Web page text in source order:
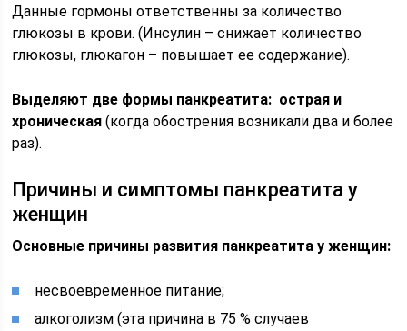
Данные гормоны ответственны за количество
глюкозы в крови. (Инсулин – снижает количество
глюкозы, глюкагон – повышает ее содержание).
Выделяют две формы панкреатита: острая и
хроническая (когда обострения возникали два и более
раз).
Причины и симптомы панкреатита у
женщин
Основные причины развития панкреатита у женщин:
несвоевременное питание;
алкоголизм (эта причина в 75 % случаев